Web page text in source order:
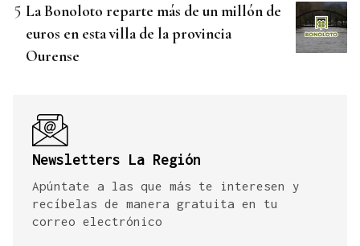
La Bonoloto reparte más de un millón de
euros en esta villa de la provincia
Ourense
Newsletters La Región
Apúntate a las que más te interesen y
recíbelas de manera gratuita en tu
correo electrónico